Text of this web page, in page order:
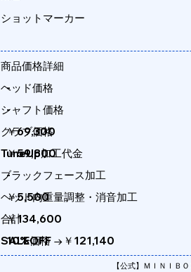
ショットマーカー
商品価格詳細
-
ヘッド価格
-
シャフト価格
￥69,300
クラブ価格
￥59,800
TuneUp加工代金
-
ブラックフェース加工
￥5,500
ヘッド内重量調整・消音加工
￥134,600
合計
10%OFF →￥121,140
SALE価格
【公式】ＭＩＮＩＢ